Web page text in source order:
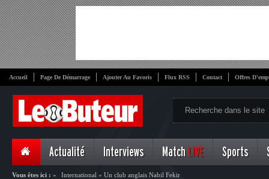
Accueil Page De Démarrage Ajouter Au Favoris Flux RSS Contact Offres
Actualité Interviews Match LIVE Sports
Vous êtes ici : » International » Un club anglais Nabil Fekir